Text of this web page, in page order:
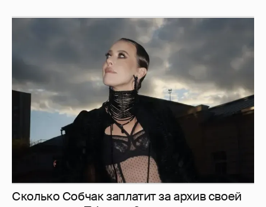
Сколько Собчак заплатит за архив своей